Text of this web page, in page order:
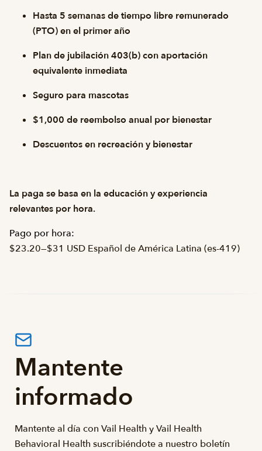
Hasta 5 semanas de tiempo libre remunerado
(PTO) en el primer año
Plan de jubilación 403(b) con aportación
equivalente inmediata
Seguro para mascotas
$1,000 de reembolso anual por bienestar
Descuentos en recreación y bienestar
La paga se basa en la educación y experiencia
relevantes por hora.
Pago por hora:
$23.20—$31 USD Español de América Latina (es-419)
Mantente
informado
Mantente al día con Vail Health y Vail Health
Behavioral Health suscribiéndote a nuestro boletín